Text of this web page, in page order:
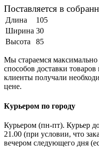
Поставляется в
Длина
105
Ширина 30
Высота
85
Мы стараемся
способов доставки
клиенты получали
цене.
Курьером по городу
Курьером (пн-пт). Курьер
21.00 (при условии, что
вечером следующего дня